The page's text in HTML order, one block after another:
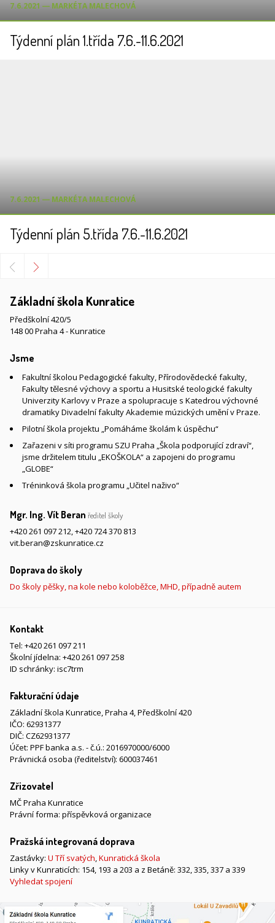
7.6.2021 ― MARKÉTA MALECHOVÁ
Týdenní plán 1.třída 7.6.-11.6.2021
7.6.2021 ― MARKÉTA MALECHOVÁ
Týdenní plán 5.třída 7.6.-11.6.2021
Základní škola Kunratice
Předškolní 420/5
148 00 Praha 4 - Kunratice
Jsme
Fakultní školou Pedagogické fakulty, Přírodovědecké fakulty,
Fakulty tělesné výchovy a sportu a Husitské teologické fakulty
Univerzity Karlovy v Praze a spolupracuje s Katedrou výchovné
dramatiky Divadelní fakulty Akademie múzických umění v Praze.
Pilotní škola projektu „Pomáháme školám k úspěchu“
Zařazeni v síti programu SZU Praha „Škola podporující zdraví“,
jsme držitelem titulu „EKOŠKOLA“ a zapojeni do programu
„GLOBE“
Tréninková škola programu „Učitel naživo“
Mgr. Ing. Vít Beran ředitel školy
+420 261 097 212,+420 724 370 813
vit.beran@zskunratice.cz
Doprava do školy
Do školy pěšky, na kole nebo koloběžce, MHD, případně autem
Kontakt
Tel: +420 261 097 211
Školní jídelna: +420 261 097 258
ID schránky: isc7trm
Fakturační údaje
Základní škola Kunratice, Praha 4, Předškolní 420
IČO: 62931377
DIČ: CZ62931377
Účet: PPF banka a.s. - č.ú.: 2016970000/6000
Právnická osoba (ředitelství): 600037461
Zřizovatel
MČ Praha Kunratice
Právní forma: příspěvková organizace
Pražská integrovaná doprava
Zastávky: U Tří svatých,Kunratická škola
Linky v Kunraticích: 154, 193 a 203 a z Betáně: 332, 335, 337 a 339
Vyhledat spojení